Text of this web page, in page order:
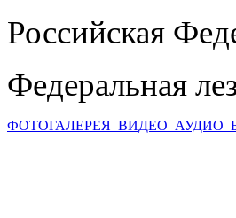
Российская
Федеральная
ФОТОГАЛЕРЕЯ ВИДЕО АУДИО